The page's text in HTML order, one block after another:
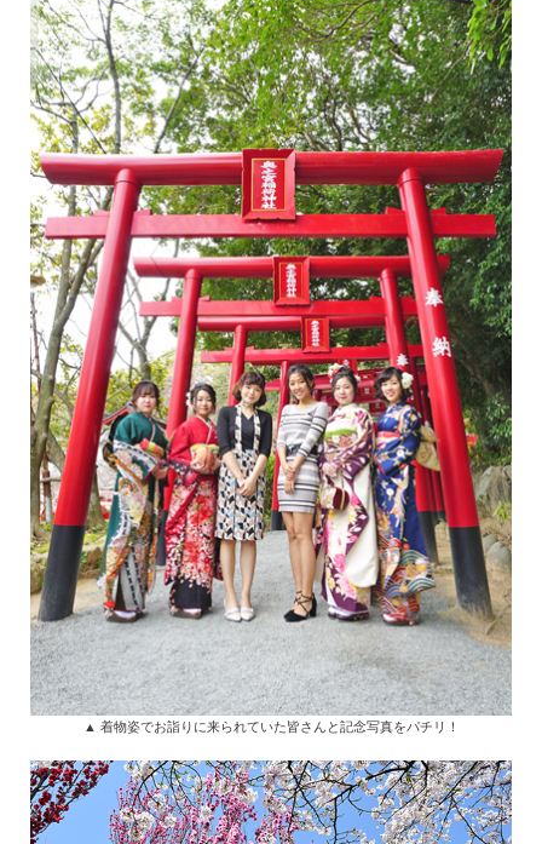
▲ 着物姿でお詣りに来られていた皆さんと記念写真をパチリ！